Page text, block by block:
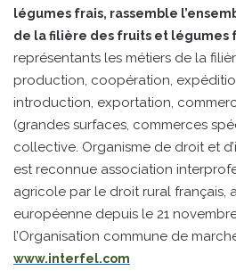
légumes frais, rassemble
de la filière des fruits et légumes
représentants les métiers de la
production, coopération,
introduction, exportation,
(grandes surfaces, commerces
collective. Organisme de droit et
est reconnue association
agricole par le droit rural français,
européenne depuis le 21
l’Organisation commune de
www.interfel.com